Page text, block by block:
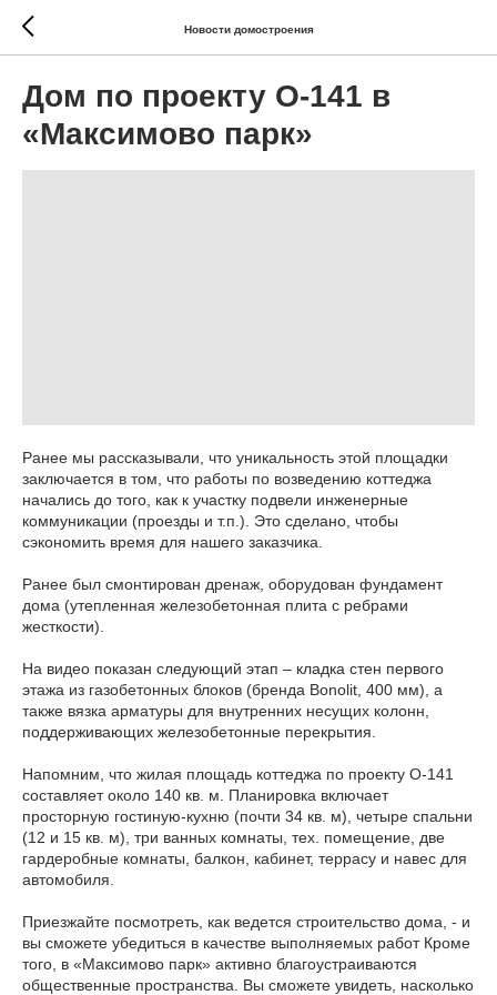
Новости домостроения
Дом по проекту О-141 в
«Максимово парк»
Ранее мы рассказывали, что уникальность этой площадки
заключается в том, что работы по возведению коттеджа
начались до того, как к участку подвели инженерные
коммуникации (проезды и т.п.). Это сделано, чтобы
сэкономить время для нашего заказчика.
Ранее был смонтирован дренаж, оборудован фундамент
дома (утепленная железобетонная плита с ребрами
жесткости).
На видео показан следующий этап – кладка стен первого
этажа из газобетонных блоков (бренда Bonolit, 400 мм), а
также вязка арматуры для внутренних несущих колонн,
поддерживающих железобетонные перекрытия.
Напомним, что жилая площадь коттеджа по проекту О-141
составляет около 140 кв. м. Планировка включает
просторную гостиную-кухню (почти 34 кв. м), четыре спальни
(12 и 15 кв. м), три ванных комнаты, тех. помещение, две
гардеробные комнаты, балкон, кабинет, террасу и навес для
автомобиля.
Приезжайте посмотреть, как ведется строительство дома, - и
вы сможете убедиться в качестве выполняемых работ Кроме
того, в «Максимово парк» активно благоустраиваются
общественные пространства. Вы сможете увидеть, насколько